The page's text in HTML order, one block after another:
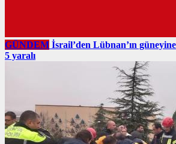
GÜNDEM İsrail’den Lübnan’ın
5 yaralı